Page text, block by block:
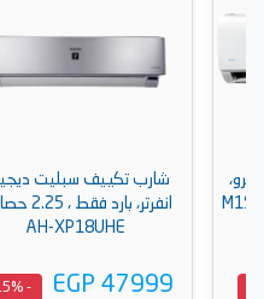
شارب تكييف سبليت ديجيتال
انفرتر، بارد فقط ، 2.25 حصان -
AH-XP18UHE
EGP 47999
- 15%